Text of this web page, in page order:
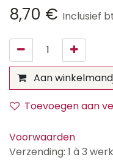
8,70 € Inclusief
Aan
Toevoegen aan
Voorwaarden
Verzending: 1 à 3